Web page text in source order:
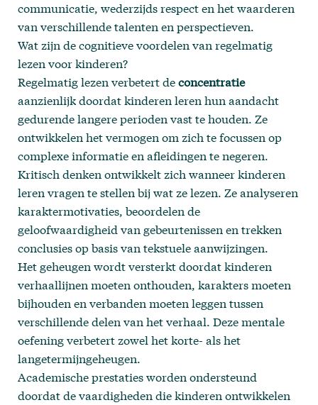
communicatie, wederzijds respect en het waarderen
van verschillende talenten en perspectieven.
Wat zijn de cognitieve voordelen van regelmatig
lezen voor kinderen?
Regelmatig lezen verbetert deconcentratie
aanzienlijk doordat kinderen leren hun aandacht
gedurende langere perioden vast te houden. Ze
ontwikkelen het vermogen om zich te focussen op
complexe informatie en afleidingen te negeren.
Kritisch denken ontwikkelt zich wanneer kinderen
leren vragen te stellen bij wat ze lezen. Ze analyseren
karaktermotivaties, beoordelen de
geloofwaardigheid van gebeurtenissen en trekken
conclusies op basis van tekstuele aanwijzingen.
Het geheugen wordt versterkt doordat kinderen
verhaallijnen moeten onthouden, karakters moeten
bijhouden en verbanden moeten leggen tussen
verschillende delen van het verhaal. Deze mentale
oefening verbetert zowel het korte- als het
langetermijngeheugen.
Academische prestaties worden ondersteund
doordat de vaardigheden die kinderen ontwikkelen